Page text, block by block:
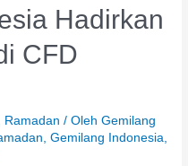
Hadirkan
CFD
Ramadan / OlehGemilang
,Gemilang Indonesia